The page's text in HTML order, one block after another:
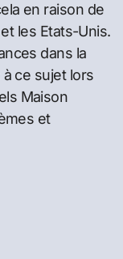
en raison de
les Etats-Unis.
dans la
ce sujet lors
Maison
et